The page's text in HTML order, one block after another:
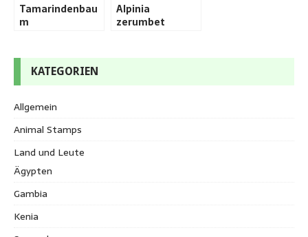
Tamarindenbau
m
Alpinia
zerumbet
KATEGORIEN
Allgemein
Animal Stamps
Land und Leute
Ägypten
Gambia
Kenia